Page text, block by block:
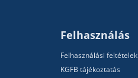
Felhasználás
Felhasználási feltételek
KGFB tájékoztatás